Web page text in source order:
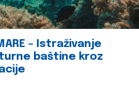
– Istraživanje
baštine kroz